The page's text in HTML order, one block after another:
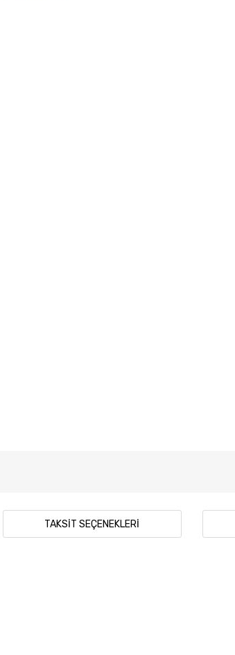
TAKSIT SEÇENEKLERI